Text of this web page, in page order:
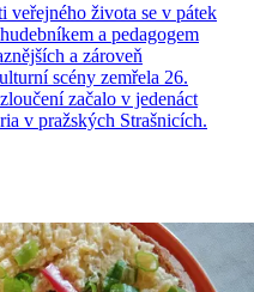
veřejného života se v pátek
a pedagogem
a zároveň
scény zemřela 26.
začalo v jedenáct
v pražských Strašnicích.